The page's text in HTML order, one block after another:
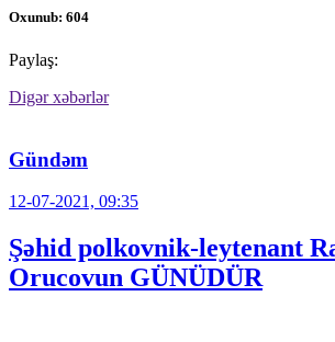
Oxunub: 604
Paylaş:
Digər xəbərlər
Gündəm
12-07-2021, 09:35
Şəhid polkovnik-leytenant
Orucovun GÜNÜDÜR